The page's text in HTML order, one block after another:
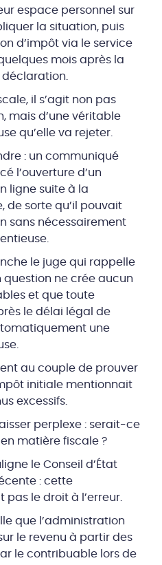
espace personnel sur
la situation, puis
d’impôt via le service
mois après la
il s’agit non pas
mais d’une véritable
qu’elle va rejeter.
: un communiqué
l’ouverture d’un
ligne suite à la
sorte qu’il pouvait
sans nécessairement
le juge qui rappelle
ne crée aucun
et que toute
le délai légal de
une
au couple de prouver
initiale mentionnait
excessifs.
perplexe : serait-ce
matière fiscale ?
le Conseil d’État
: cette
pas le droit à l’erreur.
que l’administration
le revenu à partir des
le contribuable lors de